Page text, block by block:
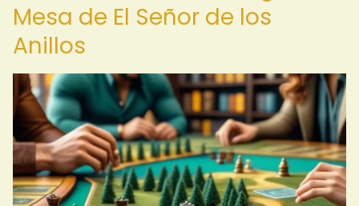
Mesa de El Señor de los
Anillos